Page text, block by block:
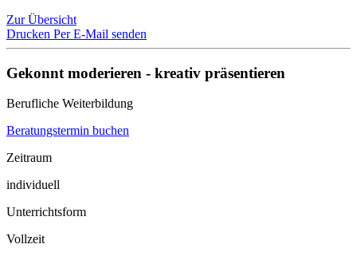
Zur Übersicht
Drucken Per E-Mail senden
Gekonnt moderieren - kreativ präsentieren
Berufliche Weiterbildung
Beratungstermin buchen
Zeitraum
individuell
Unterrichtsform
Vollzeit